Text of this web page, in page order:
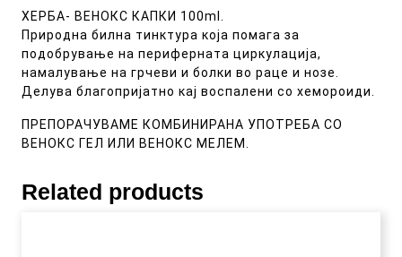
ХЕРБА- ВЕНОКС КАПКИ 100ml.
Природна билна тинктура која помага за
подобрување на периферната циркулација,
намалување на грчеви и болки во раце и нозе.
Делува благопријатно кај воспалени со хемороиди.
ПРЕПОРАЧУВАМЕ КОМБИНИРАНА УПОТРЕБА СО
ВЕНОКС ГЕЛ ИЛИ ВЕНОКС МЕЛЕМ.
Related products